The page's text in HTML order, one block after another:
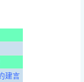
建言